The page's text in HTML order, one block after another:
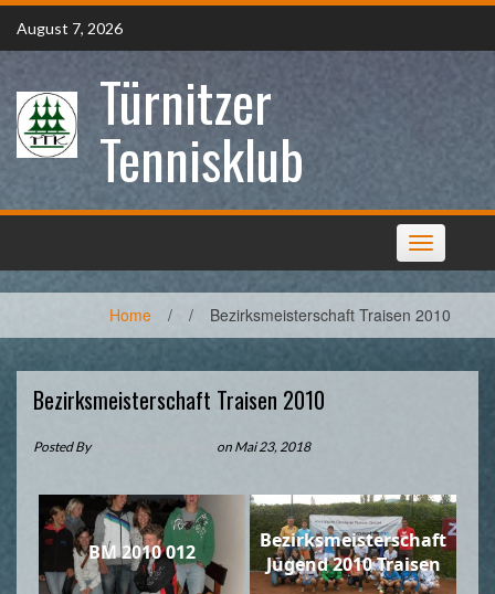
Skip
content
August 7, 2026
Türnitzer
Tennisklub
Toggle
navigation
Home / / Bezirksmeisterschaft Traisen 2010
Bezirksmeisterschaft Traisen 2010
Posted By on Mai 23, 2018
BM 2010 012
Bezirksmeisterschaft
Jugend 2010 Traisen